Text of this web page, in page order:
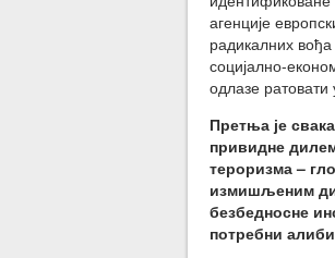
агенције
радикалних
социјално-
одлазе
Претња је
привидне
тероризма –
измишљеним
безбедносне
потребни